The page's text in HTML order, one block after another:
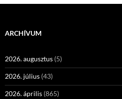
ARCHÍVUM
2026. augusztus (5)
2026. július (43)
2026. április (865)